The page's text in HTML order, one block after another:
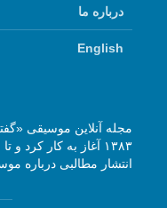
درباره ما
English
۱۳۸۳ آغاز به کار
انتشار مطالبی درباره